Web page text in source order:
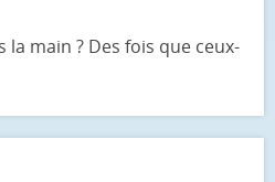
la main ? Des fois que ceux-